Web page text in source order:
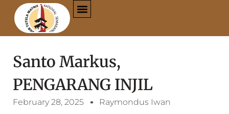
Santo Markus,
PENGARANG INJIL
February 28, 2025 Raymondus Iwan